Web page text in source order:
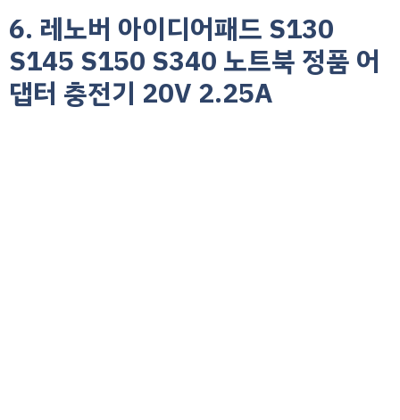
6. 레노버 아이디어패드 S130
S145 S150 S340 노트북 정품 어
댑터 충전기 20V 2.25A